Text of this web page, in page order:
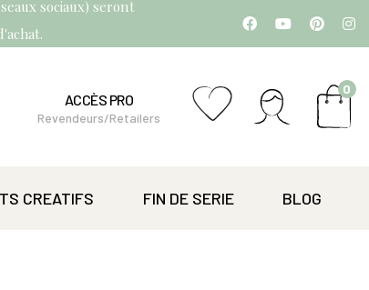
sociaux) seront
ACCÈS PRO
Revendeurs/Retailers
0
CREATIFS FIN DE SERIE BLOG